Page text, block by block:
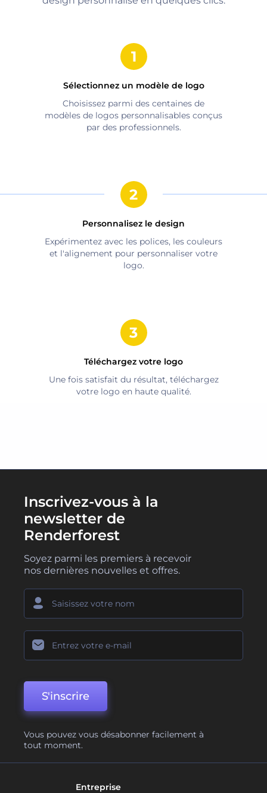
Sélectionnez un modèle de logo
Choisissez parmi des centaines de
modèles de logos personnalisables conçus
par des professionnels.
Personnalisez le design
Expérimentez avec les polices, les couleurs
et l'alignement pour personnaliser votre
logo.
Téléchargez votre logo
Une fois satisfait du résultat, téléchargez
votre logo en haute qualité.
Inscrivez-vous à la
newsletter de
Renderforest
Soyez parmi les premiers à recevoir
nos dernières nouvelles et offres.
S'inscrire
Vous pouvez vous désabonner facilement à
tout moment.
Entreprise